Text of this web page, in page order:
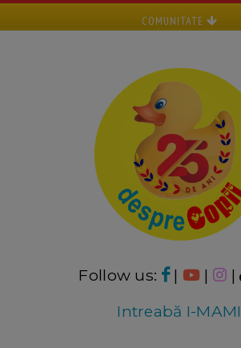
COMUNITATE
Follow us: | | |
Intreabă I-MAMI